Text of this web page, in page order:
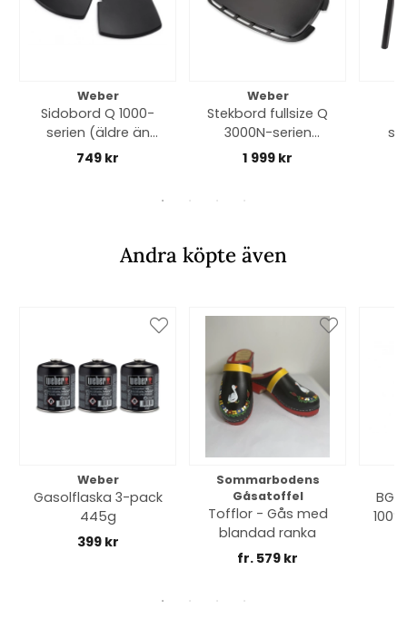
Weber
Sidobord Q 1000-
serien (äldre än
2025 modell)
749 kr
Weber
Stekbord fullsize Q
3000N-serien
(2025-) - black
1 999 kr
Andra köpte även
Weber
Gasolflaska 3-pack
445g
399 kr
Sommarbodens
Gåsatoffel
Tofflor - Gås med
blandad ranka
fr. 579 kr